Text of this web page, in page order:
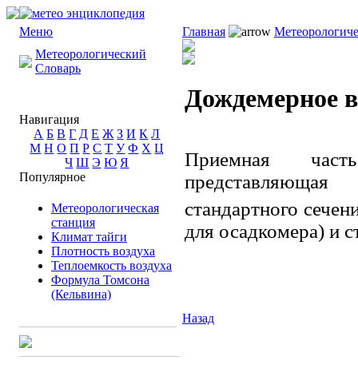
Меню
Метеорологический
Словарь
Навигация
А Б В Г Д Е Ж З И К Л
М Н О П Р С Т У Ф Х Ц
Ч Ш Э Ю Я
Популярное
Метеорологическая
станция
Климат тайги
Плотность воздуха
Теплоемкость воздуха
Формула Томсона
(Кельвина)
Главная
Дождемерное
Приемная
стандартного
для осадкомера) и
Назад